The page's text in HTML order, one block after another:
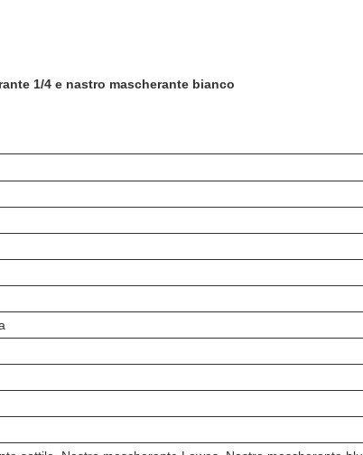
1/4 e nastro mascherante bianco